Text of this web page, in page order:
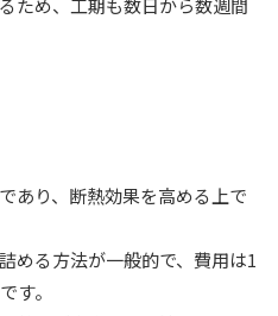
ため、工期も数日から数週間
あり、断熱効果を高める上で
める方法が一般的で、費用は1
す。